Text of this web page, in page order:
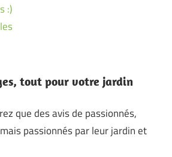
:)
tout pour votre jardin
que des avis de passionnés,
passionnés par leur jardin et